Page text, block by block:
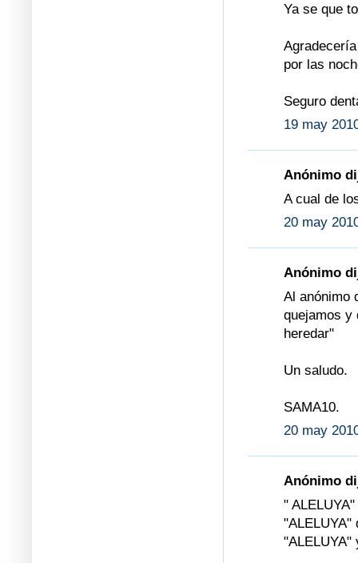
Ya se que
por las
Seguro
19 may
Anónimo
A cual de
20 may
Anónimo
Al anónimo
quejamos y
heredar"
Un saludo.
SAMA10.
20 may
Anónimo
"
"ALELUYA"
"ALELUYA"